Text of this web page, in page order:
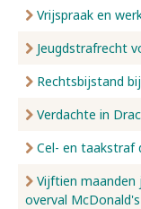
Vrijspraak en
Jeugdstrafrecht
Rechtsbijstand
Verdachte in
Cel- en taakstraf
Vijftien maanden
overval